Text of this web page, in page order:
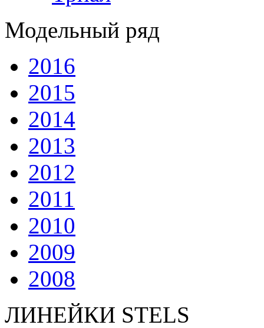
Модельный ряд
2016
2015
2014
2013
2012
2011
2010
2009
2008
ЛИНЕЙКИ STELS